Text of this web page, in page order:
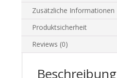
Zusätzliche Informationen
Produktsicherheit
Reviews (0)
Beschreibung